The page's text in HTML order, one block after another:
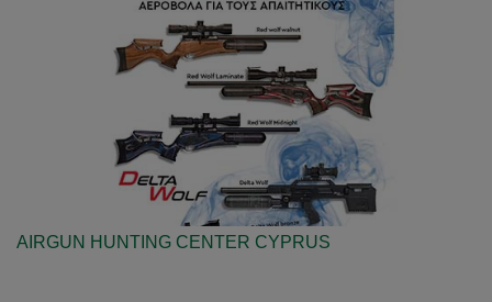
AIRGUN HUNTING CENTER CYPRUS